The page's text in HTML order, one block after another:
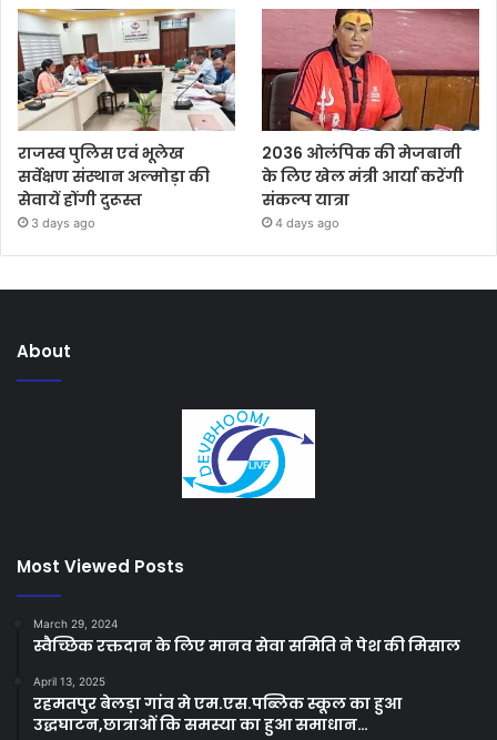
राजस्व पुलिस एवं भूलेख
सर्वेक्षण संस्थान अल्मोड़ा की
सेवायें होंगी दुरूस्त
3 days ago
2036 ओलंपिक की मेजबानी
के लिए खेल मंत्री आर्या करेंगी
संकल्प यात्रा
4 days ago
About
Most Viewed Posts
March 29, 2024
स्वैच्छिक रक्तदान के लिए मानव सेवा समिति ने पेश की मिसाल
April 13, 2025
रहमतपुर बेलड़ा गांव मे एम.एस.पब्लिक स्कूल का हुआ
उद्धघाटन,छात्राओं कि समस्या का हुआ समाधान…